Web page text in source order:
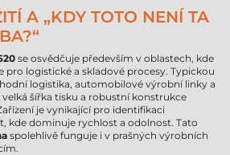
A „KDY TOTO NENÍ TA
se osvědčuje především v oblastech, kde
pro logistické a skladové procesy. Typickou
logistika, automobilové výrobní linky a
šířka tisku a robustní konstrukce
je vynikající pro identifikaci
kde dominuje rychlost a odolnost. Tato
spolehlivě funguje i v prašných výrobních